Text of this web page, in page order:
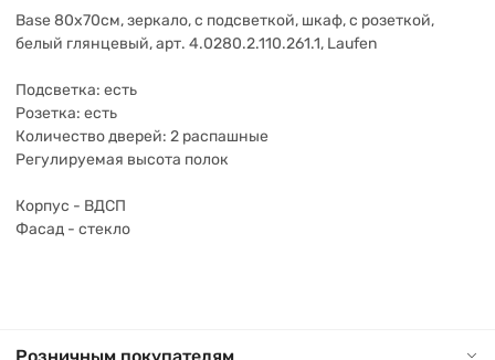
Base 80х70см, зеркало, с подсветкой, шкаф, с розеткой,
белый глянцевый, арт. 4.0280.2.110.261.1, Laufen
Подсветка: есть
Розетка: есть
Количество дверей: 2 распашные
Регулируемая высота полок
Корпус - ВДСП
Фасад - стекло